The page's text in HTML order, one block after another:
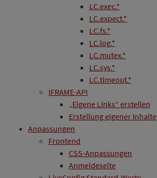
LC.exec.*
LC.expect.*
LC.fs.*
LC.log.*
LC.mutex.*
LC.sys.*
LC.timeout.*
IFRAME-API
„Eigene Links“ erstellen
Erstellung eigener Inhalte
Anpassungen
Frontend
CSS-Anpassungen
Anmeldeseite